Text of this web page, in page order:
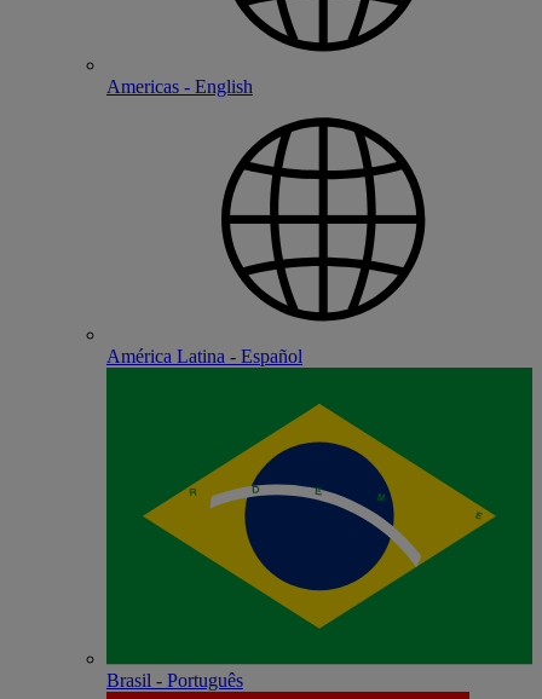
Americas - English
América Latina - Español
Brasil - Português